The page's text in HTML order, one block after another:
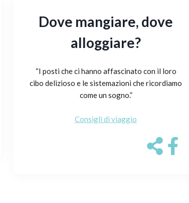
Dove mangiare, dove
alloggiare?
“I posti che ci hanno affascinato con il loro
cibo delizioso e le sistemazioni che ricordiamo
come un sogno.”
Consigli di viaggio